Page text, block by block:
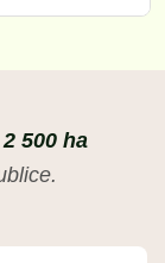
500 ha